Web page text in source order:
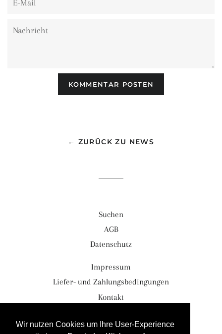
Wir nutzen Cookies um Ihre User-Experience
← ZURÜCK ZU NEWS
Suchen
AGB
Datenschutz
Impressum
Liefer- und Zahlungsbedingungen
Kontakt
Währung
EUR €